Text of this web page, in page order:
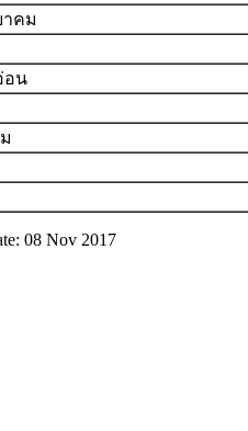
คม
อน
08 Nov 2017